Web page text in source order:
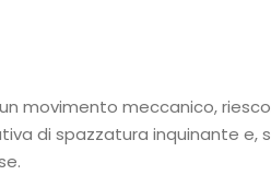
movimento meccanico,
di spazzatura inquinante e,